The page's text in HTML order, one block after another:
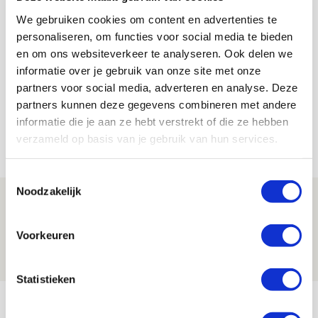
We gebruiken cookies om content en advertenties te
personaliseren, om functies voor social media te bieden
en om ons websiteverkeer te analyseren. Ook delen we
informatie over je gebruik van onze site met onze
partners voor social media, adverteren en analyse. Deze
partners kunnen deze gegevens combineren met andere
informatie die je aan ze hebt verstrekt of die ze hebben
verzameld op basis van je gebruik van hun services.
Noodzakelijk
Voorkeuren
Statistieken
Bekijk alle berichten van Floris Roos
Net binnen //
Word ballenjongen of -meid bij Jong